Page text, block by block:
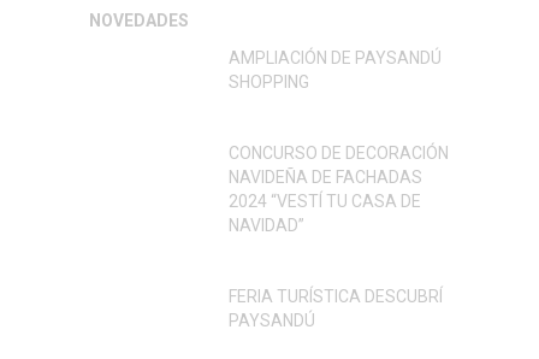
NOVEDADES
AMPLIACIÓN DE PAYSANDÚ
SHOPPING
CONCURSO DE DECORACIÓN
NAVIDEÑA DE FACHADAS
2024 “VESTÍ TU CASA DE
NAVIDAD”
FERIA TURÍSTICA DESCUBRÍ
PAYSANDÚ